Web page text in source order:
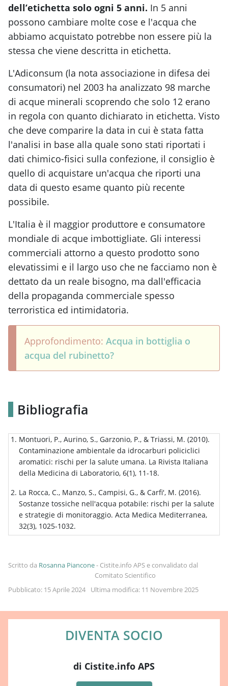
dell’etichetta solo ogni 5 anni. In 5 anni
possono cambiare molte cose e l'acqua che
abbiamo acquistato potrebbe non essere più la
stessa che viene descritta in etichetta.
L'Adiconsum (la nota associazione in difesa dei
consumatori) nel 2003 ha analizzato 98 marche
di acque minerali scoprendo che solo 12 erano
in regola con quanto dichiarato in etichetta. Visto
che deve comparire la data in cui è stata fatta
l'analisi in base alla quale sono stati riportati i
dati chimico-fisici sulla confezione, il consiglio è
quello di acquistare un'acqua che riporti una
data di questo esame quanto più recente
possibile.
L'Italia è il maggior produttore e consumatore
mondiale di acque imbottigliate. Gli interessi
commerciali attorno a questo prodotto sono
elevatissimi e il largo uso che ne facciamo non è
dettato da un reale bisogno, ma dall'efficacia
della propaganda commerciale spesso
terroristica ed intimidatoria.
Approfondimento: Acqua in bottiglia o
acqua del rubinetto?
Bibliografia
Montuori, P., Aurino, S., Garzonio, P., & Triassi, M. (2010).
Contaminazione ambientale da idrocarburi policiclici
aromatici: rischi per la salute umana. La Rivista Italiana
della Medicina di Laboratorio, 6(1), 11-18.
La Rocca, C., Manzo, S., Campisi, G., & Carfi', M. (2016).
Sostanze tossiche nell'acqua potabile: rischi per la salute
e strategie di monitoraggio. Acta Medica Mediterranea,
32(3), 1025-1032.
sotterranee: fonti, effetti e strategie di controllo. Acque
Sotterranee - Italian Journal of Groundwater, 7(4), 3-16.
dell'acqua da metalli pesanti: rischi per la salute e
strategie di controllo. Giornale Italiano di Medicina del
Lavoro ed Ergonomia, 34(3), 283-289.
e rischi per la salute umana: il caso dei farmaci nell'acqua
Scritto da Rosanna Piancone- Cistite.info APS e convalidato dal
Comitato Scientifico
Pubblicato: 15 Aprile 2024
Ultima modifica: 11 Novembre 2025
DIVENTA SOCIO
di Cistite.info APS